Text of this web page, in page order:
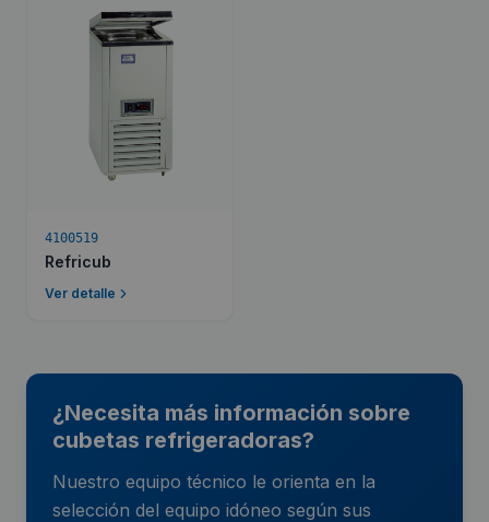
4100519
Refricub
Ver detalle
¿Necesita más información sobre
cubetas refrigeradoras?
Nuestro equipo técnico le orienta en la
selección del equipo idóneo según sus